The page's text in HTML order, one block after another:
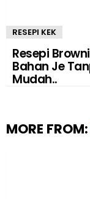
RESEPI KEK
Resepi
Bahan Je
Mudah..
MORE FROM: